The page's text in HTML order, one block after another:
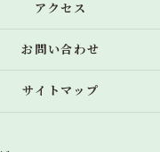
アクセス
お問い合わせ
サイトマップ